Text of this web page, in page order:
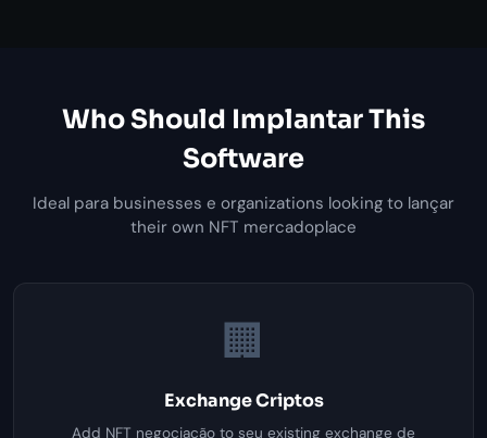
Who Should Implantar This
Software
Ideal para businesses e organizations looking to lançar
their own NFT mercadoplace
🏢
Exchange Criptos
Add NFT negociação to seu existing exchange de